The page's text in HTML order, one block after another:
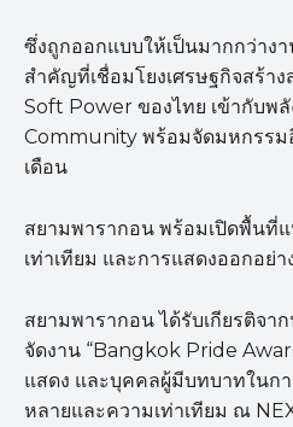
ซึ่งถูกออกแบบให้เป็นมากกว่าง
สำคัญที่เชื่อมโยงเศรษฐกิจสร้าง
Soft Power ของไทย เข้ากับพ
Community พร้อมจัดมหกรรม
เดือน
สยามพารากอน พร้อมเปิดพื้นที่
เท่าเทียม และการแสดงออกอย่
สยามพารากอน ได้รับเกียรติจา
จัดงาน “Bangkok Pride
แสดง และบุคคลผู้มีบทบาทในก
หลายและความเท่าเทียม ณ